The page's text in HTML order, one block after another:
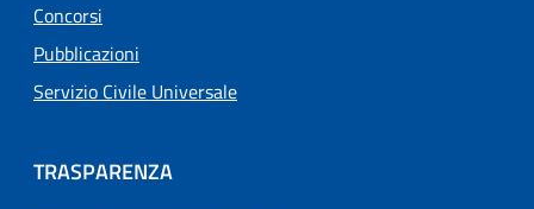
Concorsi
Pubblicazioni
Servizio Civile Universale
TRASPARENZA